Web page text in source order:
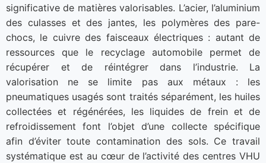
significative de matières valorisables. L’acier, l’aluminium
des culasses et des jantes, les polymères des pare-
chocs, le cuivre des faisceaux électriques : autant de
ressources que le recyclage automobile permet de
récupérer et de réintégrer dans l’industrie. La
valorisation ne se limite pas aux métaux : les
pneumatiques usagés sont traités séparément, les huiles
collectées et régénérées, les liquides de frein et de
refroidissement font l’objet d’une collecte spécifique
afin d’éviter toute contamination des sols. Ce travail
systématique est au cœur de l’activité des centres VHU